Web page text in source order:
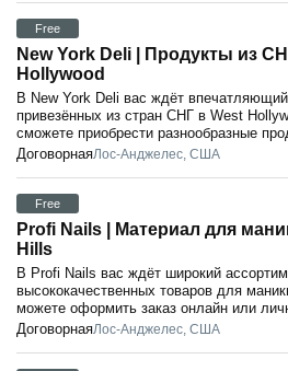
Free
New York Deli | Продукты из
Hollywood
В New York Deli вас ждёт
привезённых из стран СНГ в West
сможете приобрести разнообразные
ДоговорнаяЛос-Анджелес, США
Free
Profi Nails | Материал для
Hills
В Profi Nails вас ждёт широкий
высококачественных товаров для
можете оформить заказ онлайн или
в...
ДоговорнаяЛос-Анджелес, США